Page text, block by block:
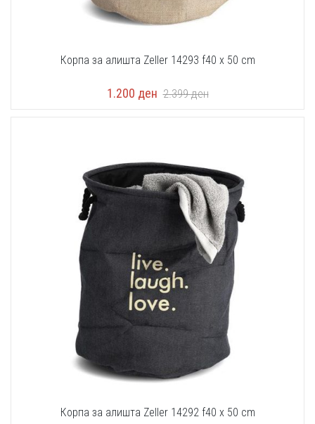
Корпа за алишта Zeller 14293 f40 x 50 cm
1.200 ден 2.399ден
Корпа за алишта Zeller 14292 f40 x 50 cm